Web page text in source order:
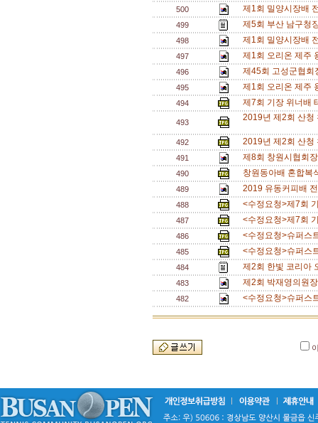
500 제1회 밀양시장배
499 제5회 부산 남구청
498 제1회 밀양시장배
497 제1회 오리온 제주
496 제45회 고성군협
495 제1회 오리온 제주
494 제7회 기장 위너배
493 2019년 제2회 산청
492 2019년 제2회 산
491 제8회 창원시협회
490 창원동아배 혼합복
489 2019 유동커피배
488 <수정요청>제7회
487 <수정요청>제7회
486 <수정요청>슈퍼스
485 <수정요청>슈퍼스
484 제2회 한빛 코리아
483 제2회 박재영의원
482 <수정요청>슈퍼스